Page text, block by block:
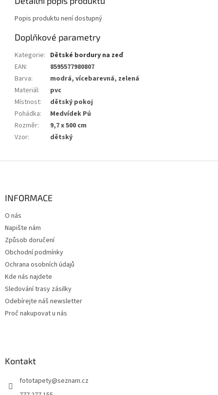
Popis produktu není dostupný
Doplňkové parametry
Kategorie: Dětské bordury na zeď
EAN:
8595577980807
Barva:
modrá, vícebarevná, zelená
Materiál:
pvc
Místnost:
dětský pokoj
Pohádka:
Medvídek Pú
Rozměr:
9,7 x 500 cm
Vzor: dětský
INFORMACE
O nás
Napište nám
Způsob doručení
Obchodní podmínky
Ochrana osobních údajů
Kde nás najdete
Sledování trasy zásilky
Odebírejte náš newsletter
Proč nakupovat u nás
Kontakt
fototapety@seznam.cz